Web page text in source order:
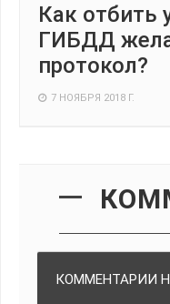
Как отбить
ГИБДД
протокол?
7 НОЯБРЯ 2018 Г.
КОММЕНТАРИИ